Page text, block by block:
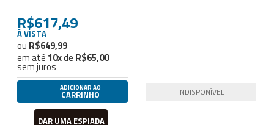
R$617,49
À VISTA
R$649,99
em até 10xde R$65,00
sem juros
ADICIONAR AO
CARRINHO
DAR UMA ESPIADA
INDISPONÍVEL